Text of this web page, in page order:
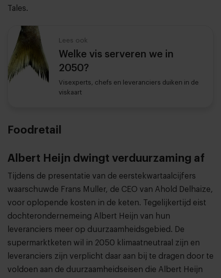
Tales.
Lees ook
Welke vis serveren we in
2050?
Visexperts, chefs en leveranciers duiken in de
viskaart
Foodretail
Albert Heijn dwingt verduurzaming af
Tijdens de presentatie van de eerstekwartaalcijfers
waarschuwde Frans Muller, de CEO van Ahold Delhaize,
voor oplopende kosten in de keten. Tegelijkertijd eist
dochterondernemeing Albert Heijn van hun
leveranciers meer op duurzaamheidsgebied. De
supermarktketen wil in 2050 klimaatneutraal zijn en
leveranciers zijn verplicht daar aan bij te dragen door te
voldoen aan de duurzaamheidseisen die Albert Heijn